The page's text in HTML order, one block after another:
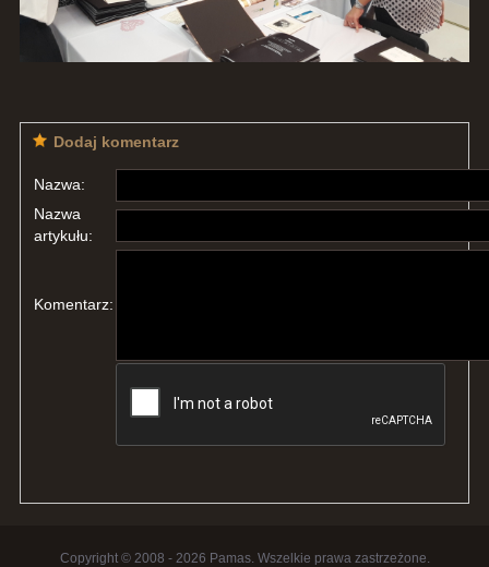
Dodaj komentarz
Nazwa:
Nazwa
artykułu:
Komentarz:
Copyright © 2008 - 2026 Pamas. Wszelkie prawa zastrzeżone.